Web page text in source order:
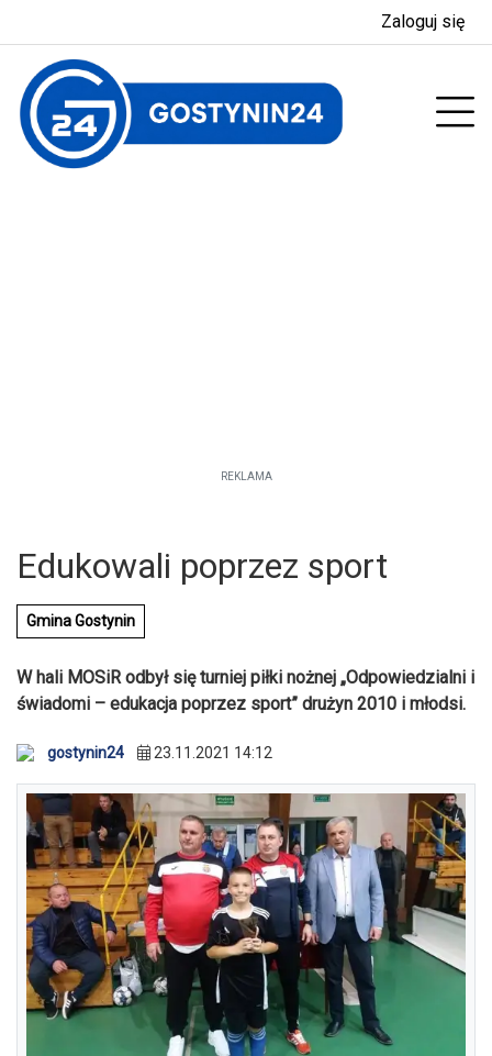
Zaloguj się
REKLAMA
Edukowali poprzez sport
Gmina Gostynin
W hali MOSiR odbył się turniej piłki nożnej „Odpowiedzialni i
świadomi – edukacja poprzez sport” drużyn 2010 i młodsi.
gostynin24 23.11.2021 14:12